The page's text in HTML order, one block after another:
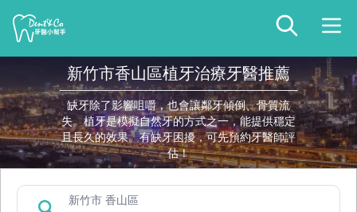
新竹市香山區植牙治療牙醫推薦
缺牙除了影響咀嚼，也會讓鄰牙傾倒、骨質流
失。植牙是模擬自然牙的方式之一，能提供穩定
且長久的效果。有缺牙困擾，可先預約牙醫師評
估！
新竹市 香山區